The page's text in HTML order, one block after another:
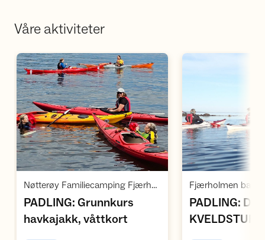
Våre aktiviteter
Åpne aktivitet
Nøtterøy Familiecamping Fjærholmen / Fjærholmveien 170 / Husøysund
PADLING: Grunnkurs
havkajakk, våttkort
Fjærholmen
PADLING:
KVELDSTUR